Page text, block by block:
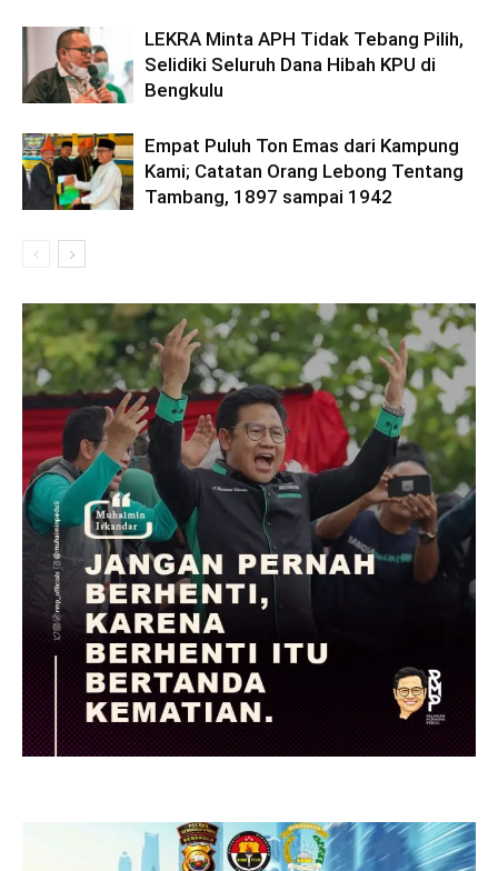
LEKRA Minta APH Tidak Tebang Pilih,
Selidiki Seluruh Dana Hibah KPU di
Bengkulu
Empat Puluh Ton Emas dari Kampung
Kami; Catatan Orang Lebong Tentang
Tambang, 1897 sampai 1942